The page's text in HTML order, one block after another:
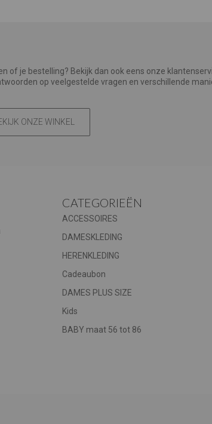
of je bestelling? Bekijk dan ook eens onze
op veelgestelde vragen en verschillende
ONZE WINKEL
CATEGORIEËN
ACCESSOIRES
DAMESKLEDING
HERENKLEDING
Cadeaubon
DAMES PLUS SIZE
Kids
BABY maat 56 tot 86